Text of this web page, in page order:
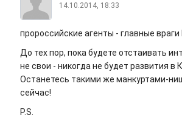
14.10.2014, 18:33
пророссийские агенты - главные
До тех пор, пока будете отстаивать
не свои - никогда не будет развития в
Останетесь такими же манкуртами-
сейчас!
P.S.